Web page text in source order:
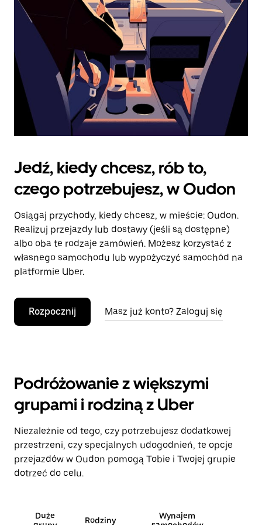
kalendarz.
Jedź, kiedy chcesz, rób to,
czego potrzebujesz, w Oudon
Osiągaj przychody, kiedy chcesz, w mieście: Oudon.
Realizuj przejazdy lub dostawy (jeśli są dostępne)
albo oba te rodzaje zamówień. Możesz korzystać z
własnego samochodu lub wypożyczyć samochód na
platformie Uber.
Rozpocznij Masz już konto? Zaloguj się
Podróżowanie z większymi
grupami i rodziną z Uber
Niezależnie od tego, czy potrzebujesz dodatkowej
przestrzeni, czy specjalnych udogodnień, te opcje
przejazdów w Oudon pomogą Tobie i Twojej grupie
dotrzeć do celu.
Duże
Rodziny
Wynajem